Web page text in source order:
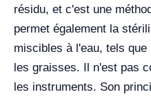
résidu, et c'est une
permet également la
miscibles à l'eau, tels
les graisses. Il n'est pas
les instruments. Son